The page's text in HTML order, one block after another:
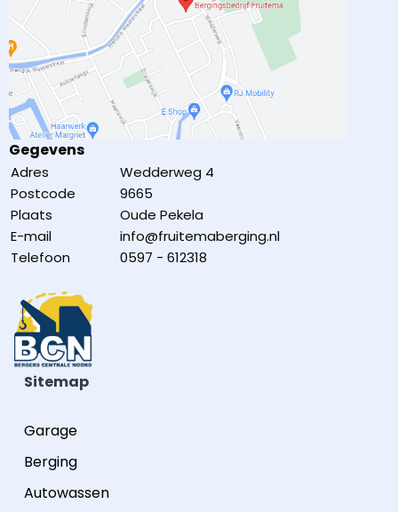
Gegevens
Adres
Wedderweg 4
Postcode
9665
Plaats
Oude Pekela
E-mail
info@fruitemaberging.nl
Telefoon
0597 - 612318
Sitemap
Garage
Berging
Autowassen